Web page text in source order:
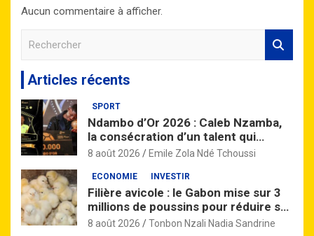
Aucun commentaire à afficher.
r
c
h
e
r
Articles récents
SPORT
Ndambo d’Or 2026 : Caleb Nzamba,
la consécration d’un talent qui
monte
8 août 2026 Emile Zola Ndé Tchoussi
ECONOMIE INVESTIR
Filière avicole : le Gabon mise sur 3
millions de poussins pour réduire sa
dépendance aux importations
8 août 2026 Tonbon Nzali Nadia Sandrine